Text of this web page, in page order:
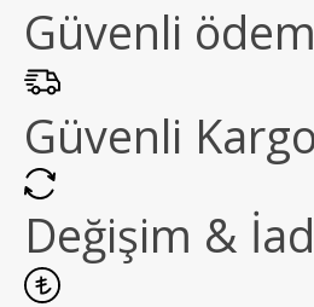
Güvenli
Güvenli
Değişim &